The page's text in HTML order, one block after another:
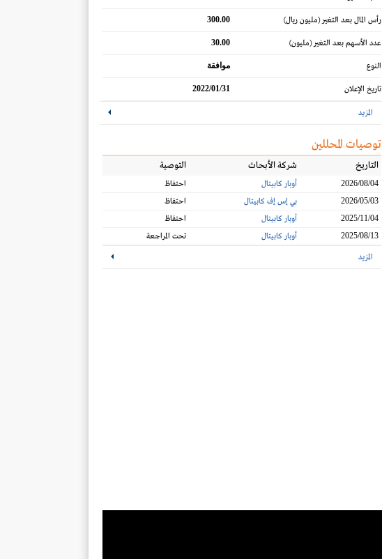
رأس المال بعد التغير(مليون ريال) 300.00
عدد الأسهم بعد التغير(مليون) 30.00
النوع موافقة
تاريخ الإعلان 2022/01/31
المزيد
توصيات المحللين
التاريخ شركة الأبحاث التوصية
2026/08/04 أوبار كابيتال
احتفاظ
2026/05/03
بي إس إف كابيتال
احتفاظ
2025/11/04
أوبار كابيتال
احتفاظ
2025/08/13
أوبار كابيتال تحت المراجعة
المزيد